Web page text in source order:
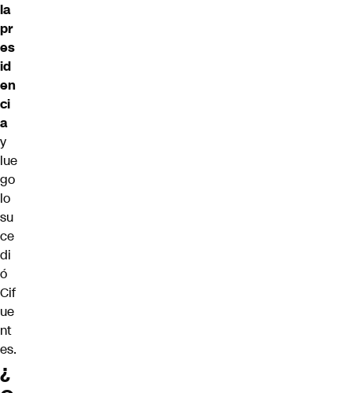
la
pr
es
id
en
ci
a
y
lue
go
lo
su
ce
di
ó
Cif
ue
nt
es.
¿